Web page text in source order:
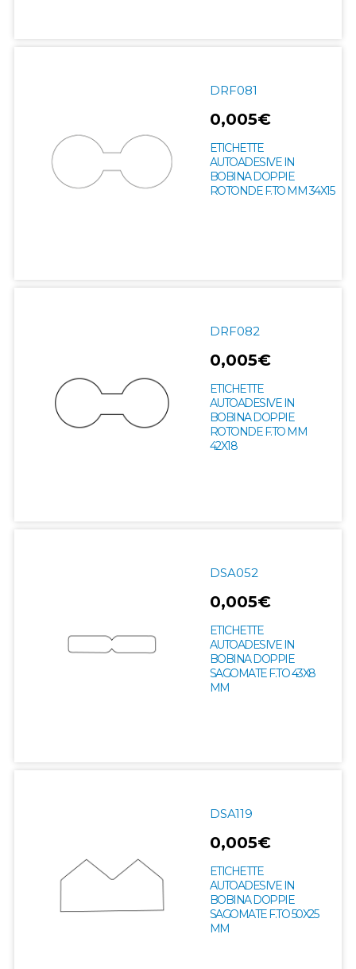
DRF081
0,005€
ETICHETTE
AUTOADESIVE IN
BOBINA DOPPIE
ROTONDE F.TO MM 34X15
DRF082
0,005€
ETICHETTE
AUTOADESIVE IN
BOBINA DOPPIE
ROTONDE F.TO MM
42X18
DSA052
0,005€
ETICHETTE
AUTOADESIVE IN
BOBINA DOPPIE
SAGOMATE F.TO 43X8
MM
DSA119
0,005€
ETICHETTE
AUTOADESIVE IN
BOBINA DOPPIE
SAGOMATE F.TO 50X25
MM